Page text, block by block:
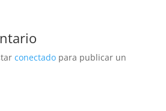
conectadopara publicar un